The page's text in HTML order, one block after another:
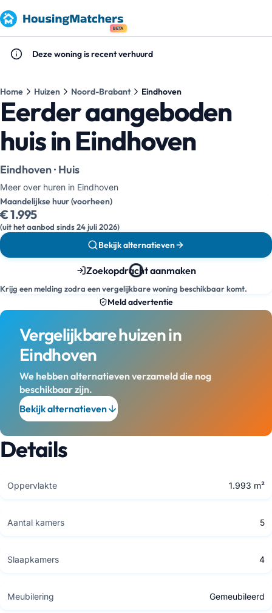
BETA
Deze woning is recent verhuurd
Home Huizen Noord-Brabant Eindhoven
Eerder aangeboden
huis in Eindhoven
Eindhoven · Huis
Meer over huren in Eindhoven
Maandelijkse huur (voorheen)
€ 1.995
(uit het aanbod sinds 24 juli 2026)
Bekijk alternatieven
Zoekopdracht aanmaken
Krijg een melding zodra een vergelijkbare woning beschikbaar komt.
Meld advertentie
Vergelijkbare huizen in
Eindhoven
We hebben alternatieven verzameld die nog
beschikbaar zijn.
Bekijk alternatieven
Details
Oppervlakte 1.993 m²
Aantal kamers 5
Slaapkamers 4
Meubilering Gemeubileerd